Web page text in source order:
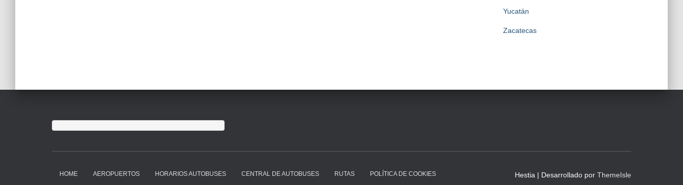
Yucatán
Zacatecas
HOME AEROPUERTOS HORARIOS AUTOBUSES CENTRAL DE AUTOBUSES RUTAS POLÍTICA DE COOKIES Hestia | Desarrollado por ThemeIsle